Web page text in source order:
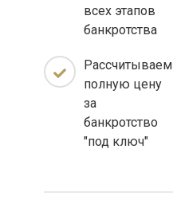
всех этапов
банкротства
Рассчитываем
полную цену
за
банкротство
"под ключ"